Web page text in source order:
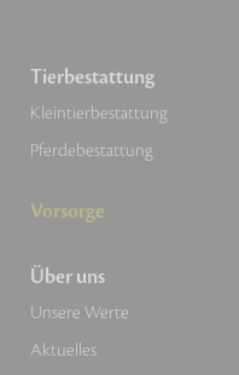
Tierbestattung
Kleintierbestattung
Pferdebestattung
Vorsorge
Über uns
Unsere Werte
Aktuelles